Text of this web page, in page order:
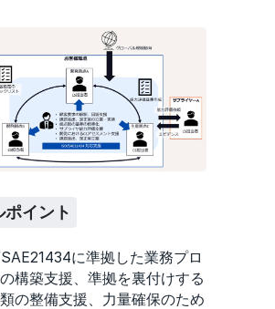
ポイント
に準拠した業務プロ
構築支援、準拠を裏付けする
の整備支援、力量確保のため